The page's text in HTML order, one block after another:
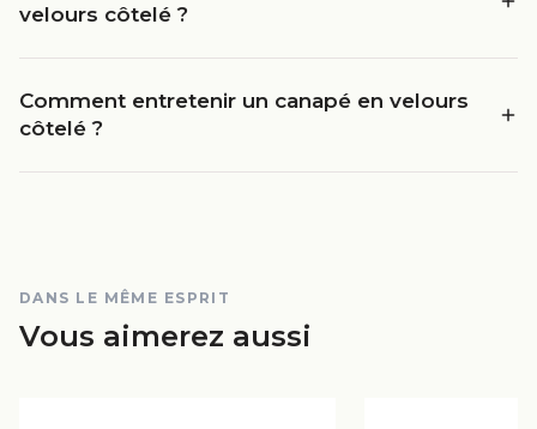
velours côtelé ?
Comment entretenir un canapé en velours
côtelé ?
DANS LE MÊME ESPRIT
Vous aimerez aussi